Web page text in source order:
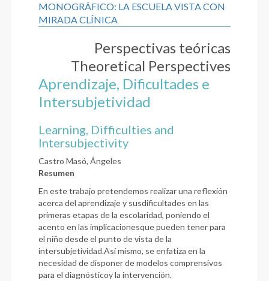
MONOGRÁFICO: LA ESCUELA VISTA CON
MIRADA CLÍNICA
Perspectivas teóricas
Theoretical Perspectives
Aprendizaje, Dificultades e
Intersubjetividad
Learning, Difficulties and
Intersubjectivity
Castro Masó, Ángeles
Resumen
En este trabajo pretendemos realizar una reflexión
acerca del aprendizaje y susdificultades en las
primeras etapas de la escolaridad, poniendo el
acento en las implicacionesque pueden tener para
el niño desde el punto de vista de la
intersubjetividad.Así mismo, se enfatiza en la
necesidad de disponer de modelos comprensivos
para el diagnósticoy la intervención.